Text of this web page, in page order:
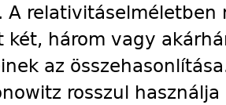
A relativitáselméletben
két, három vagy
az
rosszul